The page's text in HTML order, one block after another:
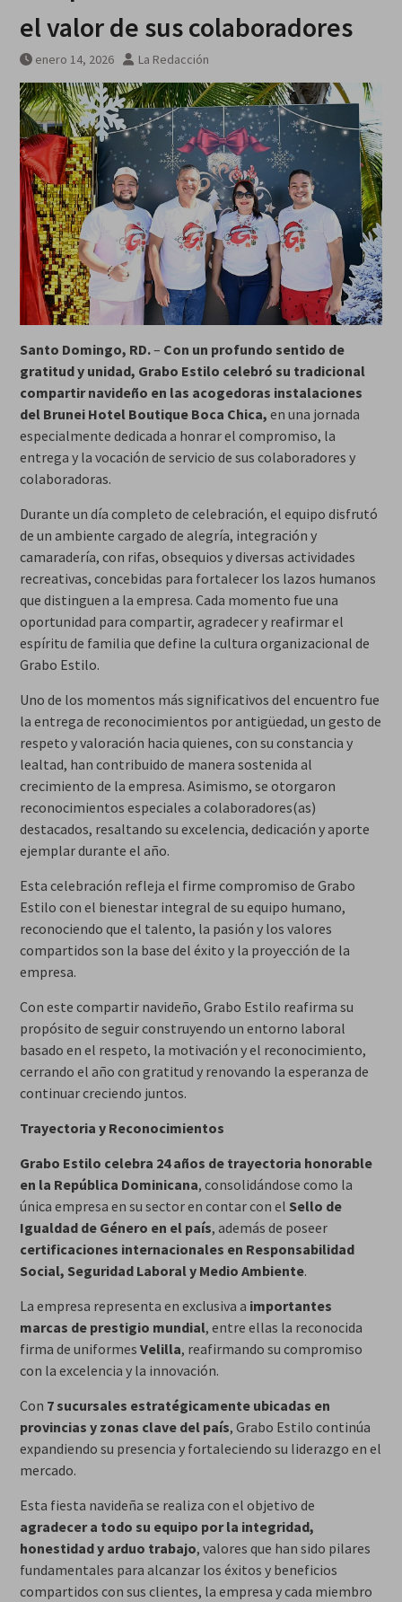
el valor de sus colaboradores
enero 14, 2026 La Redacción
Santo Domingo, RD.– Con un profundo sentido de
gratitud y unidad, Grabo Estilo celebró su tradicional
compartir navideño en las acogedoras instalaciones
del Brunei Hotel Boutique Boca Chica, en una jornada
especialmente dedicada a honrar el compromiso, la
entrega y la vocación de servicio de sus colaboradores y
colaboradoras.
Durante un día completo de celebración, el equipo disfrutó
de un ambiente cargado de alegría, integración y
camaradería, con rifas, obsequios y diversas actividades
recreativas, concebidas para fortalecer los lazos humanos
que distinguen a la empresa. Cada momento fue una
oportunidad para compartir, agradecer y reafirmar el
espíritu de familia que define la cultura organizacional de
Grabo Estilo.
Uno de los momentos más significativos del encuentro fue
la entrega de reconocimientos por antigüedad, un gesto de
respeto y valoración hacia quienes, con su constancia y
lealtad, han contribuido de manera sostenida al
crecimiento de la empresa. Asimismo, se otorgaron
reconocimientos especiales a colaboradores(as)
destacados, resaltando su excelencia, dedicación y aporte
ejemplar durante el año.
Esta celebración refleja el firme compromiso de Grabo
Estilo con el bienestar integral de su equipo humano,
reconociendo que el talento, la pasión y los valores
compartidos son la base del éxito y la proyección de la
empresa.
Con este compartir navideño, Grabo Estilo reafirma su
propósito de seguir construyendo un entorno laboral
basado en el respeto, la motivación y el reconocimiento,
cerrando el año con gratitud y renovando la esperanza de
continuar creciendo juntos.
Trayectoria y Reconocimientos
Grabo Estilo celebra 24 años de trayectoria honorable
en la República Dominicana, consolidándose como la
única empresa en su sector en contar con el Sello de
Igualdad de Género en el país, además de poseer
certificaciones internacionales en Responsabilidad
Social, Seguridad Laboral y Medio Ambiente.
La empresa representa en exclusiva a importantes
marcas de prestigio mundial, entre ellas la reconocida
firma de uniformes Velilla, reafirmando su compromiso
con la excelencia y la innovación.
Con 7 sucursales estratégicamente ubicadas en
provincias y zonas clave del país, Grabo Estilo continúa
expandiendo su presencia y fortaleciendo su liderazgo en el
mercado.
Esta fiesta navideña se realiza con el objetivo de
agradecer a todo su equipo por la integridad,
honestidad y arduo trabajo, valores que han sido pilares
fundamentales para alcanzar los éxitos y beneficios
compartidos con sus clientes, la empresa y cada miembro